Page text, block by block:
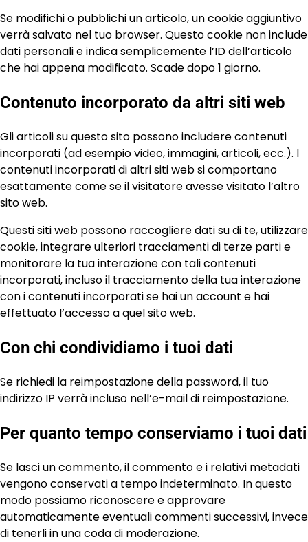
Se modifichi o pubblichi un articolo, un cookie aggiuntivo
verrà salvato nel tuo browser. Questo cookie non include
dati personali e indica semplicemente l’ID dell’articolo
che hai appena modificato. Scade dopo 1 giorno.
Contenuto incorporato da altri siti web
Gli articoli su questo sito possono includere contenuti
incorporati (ad esempio video, immagini, articoli, ecc.). I
contenuti incorporati di altri siti web si comportano
esattamente come se il visitatore avesse visitato l’altro
sito web.
Questi siti web possono raccogliere dati su di te, utilizzare
cookie, integrare ulteriori tracciamenti di terze parti e
monitorare la tua interazione con tali contenuti
incorporati, incluso il tracciamento della tua interazione
con i contenuti incorporati se hai un account e hai
effettuato l’accesso a quel sito web.
Con chi condividiamo i tuoi dati
Se richiedi la reimpostazione della password, il tuo
indirizzo IP verrà incluso nell’e-mail di reimpostazione.
Per quanto tempo conserviamo i tuoi dati
Se lasci un commento, il commento e i relativi metadati
vengono conservati a tempo indeterminato. In questo
modo possiamo riconoscere e approvare
automaticamente eventuali commenti successivi, invece
di tenerli in una coda di moderazione.